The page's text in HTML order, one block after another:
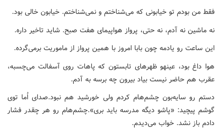
فقط من بودم تو خیابونی که می‌شناختم و نمی‌شناختم. خیابون خالی بود.
نه ماشین نه آدم، نه حتی، پرواز هواپیمای هفت صبح. شاید تاخیر داره.
این ساعت رو یادمه چون بابا امروز با همین پرواز از ماموریت برمی‌گرده.
هوا داغ بود، عینهو ظهرهای تابستون که پاهات روی آسفالت می‌چسبه،
عقرب هم حاضر نیست بیاد بیرون چه برسه به آدم.
دستم رو سایه‌بون چشم‌هام کردم ولی خورشید هم نبود.صدای اُما توی
گوشم پیچید: «پاشو دیگه مدرسه باید بری».چشم‌هام رو هر چقدر فشار
دادم باز نشد. ‌خواب می‌دیدم.